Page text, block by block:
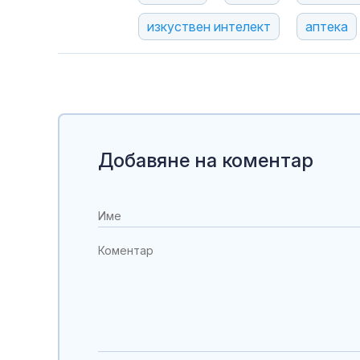
изкуствен интелект аптека
Добавяне на коментар